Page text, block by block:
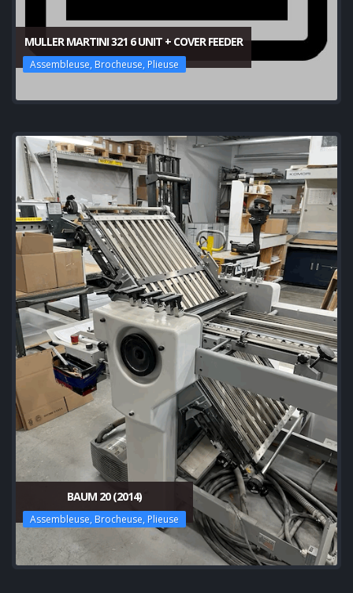
MULLER MARTINI 321 6 UNIT + COVER FEEDER
Assembleuse, Brocheuse, Plieuse
BAUM 20 (2014)
Assembleuse, Brocheuse, Plieuse